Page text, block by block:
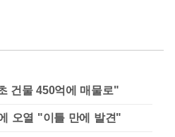
건물 450억에 매물로"
오열 "이틀 만에 발견"